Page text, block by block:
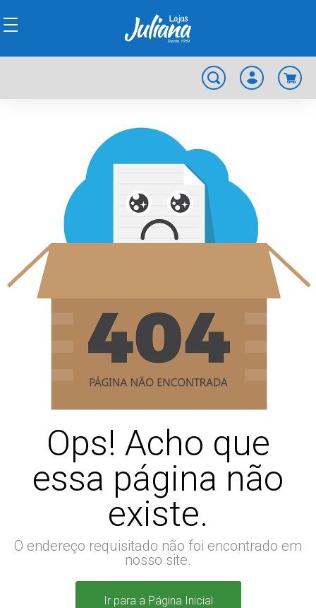
Ops! Acho que
essa página não
existe.
O endereço requisitado não foi encontrado em
nosso site.
Ir para a Página Inicial